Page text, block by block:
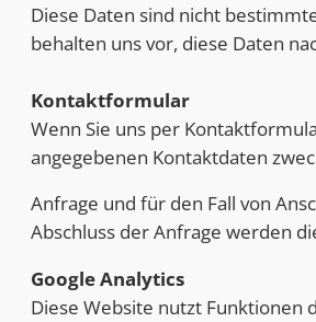
Diese Daten sind nicht
behalten uns vor, diese Daten
Kontaktformular
Wenn Sie uns per
angegebenen Kontaktdaten
Anfrage und für den Fall von
Abschluss der Anfrage werden
Google Analytics
Diese Website nutzt Funktionen